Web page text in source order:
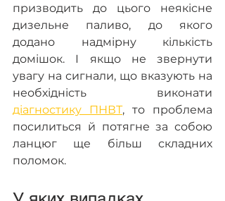
призводить до цього неякісне
дизельне паливо, до якого
додано надмірну кількість
домішок. І якщо не звернути
увагу на сигнали, що вказують на
діагностику ПНВТ, то проблема
посилиться й потягне за собою
ланцюг ще більш складних
поломок.